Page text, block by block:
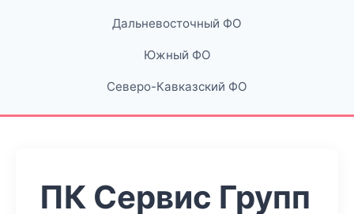
Дальневосточный ФО
Южный ФО
Северо-Кавказский ФО
ПК Сервис Групп